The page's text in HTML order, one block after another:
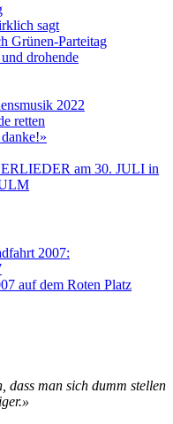
sagt
Grünen-Parteitag
drohende
2022
retten
am 30. JULI in
2007:
auf dem Roten Platz
dass man sich dumm stellen